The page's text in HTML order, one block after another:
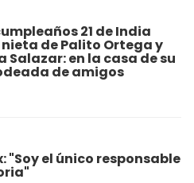
21 de India
de Palito Ortega y
Salazar: en la casa de su
de amigos
"Soy el único responsable